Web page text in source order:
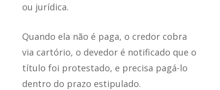
ou jurídica.
Quando ela não é paga, o credor cobra
via cartório, o devedor é notificado que o
título foi protestado, e precisa pagá-lo
dentro do prazo estipulado.